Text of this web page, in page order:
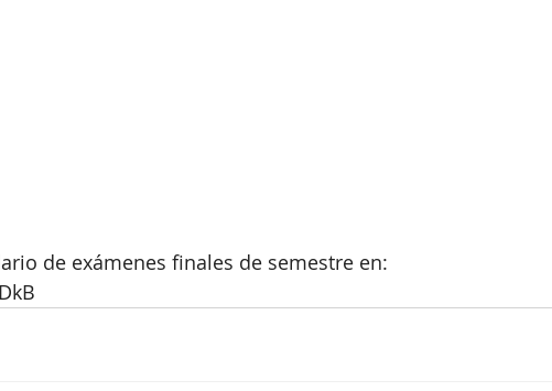
de exámenes finales de semestre en: